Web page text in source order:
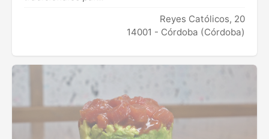
Reyes Católicos, 20
14001 - Córdoba (Córdoba)